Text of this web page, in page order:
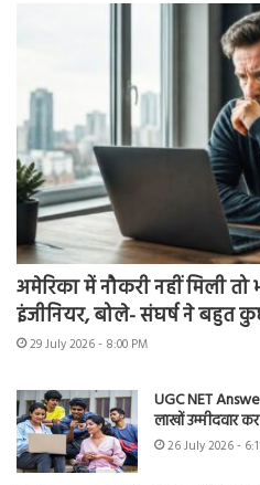
अमेरिका में नौकरी नहीं मिली
इंजीनियर, बोले- संघर्ष ने बहुत
29 July 2026 - 8:00 PM
UGC NET
लाखों उम्मीदवार
26 July 2026 -